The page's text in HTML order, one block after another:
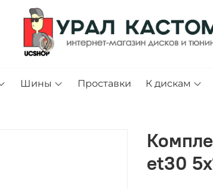
Шины Проставки К дискам
et30